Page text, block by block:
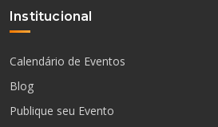
Institucional
Calendário de Eventos
Blog
Publique seu Evento